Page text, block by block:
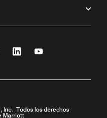
nueva
ventana nueva
Twitter
una ventana nueva
Linkedin
Abre una ventana nueva
Abre una ventana
Inc. Todos los derechos
Marriott